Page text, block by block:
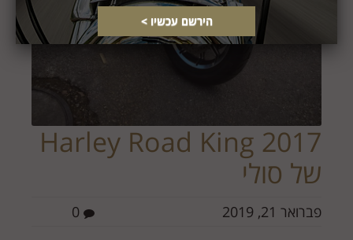
Harley Road King 2017
של סולי
פברואר 21, 2019